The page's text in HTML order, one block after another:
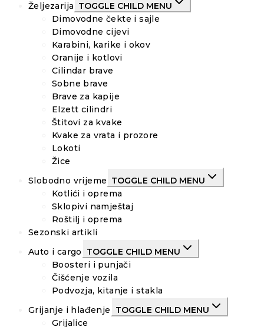
Željezarija TOGGLE CHILD MENU
Dimovodne čekte i sajle
Dimovodne cijevi
Karabini, karike i okov
Oranije i kotlovi
Cilindar brave
Sobne brave
Brave za kapije
Elzett cilindri
Štitovi za kvake
Kvake za vrata i prozore
Lokoti
Žice
Slobodno vrijeme TOGGLE CHILD MENU
Kotlići i oprema
Sklopivi namještaj
Roštilj i oprema
Sezonski artikli
Auto i cargo
TOGGLE CHILD MENU
Boosteri i punjači
Čišćenje vozila
Podvozja, kitanje i stakla
Grijanje i hlađenje
TOGGLE CHILD MENU
Grijalice